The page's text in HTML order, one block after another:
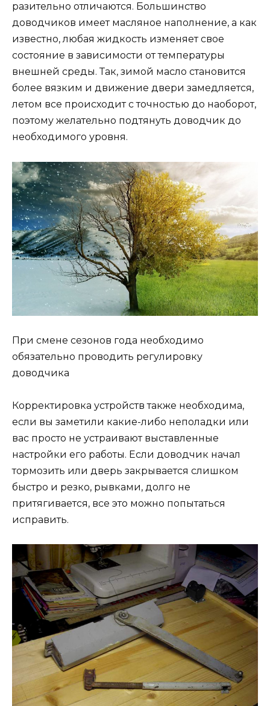
разительно отличаются. Большинство
доводчиков имеет масляное наполнение, а как
известно, любая жидкость изменяет свое
состояние в зависимости от температуры
внешней среды. Так, зимой масло становится
более вязким и движение двери замедляется,
летом все происходит с точностью до наоборот,
поэтому желательно подтянуть доводчик до
необходимого уровня.
При смене сезонов года необходимо
обязательно проводить регулировку
доводчика
Корректировка устройств также необходима,
если вы заметили какие-либо неполадки или
вас просто не устраивают выставленные
настройки его работы. Если доводчик начал
тормозить или дверь закрывается слишком
быстро и резко, рывками, долго не
притягивается, все это можно попытаться
исправить.